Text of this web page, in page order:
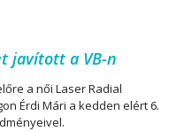
javított a VB-n
a női Laser Radial
Érdi Mári a kedden elért 6.